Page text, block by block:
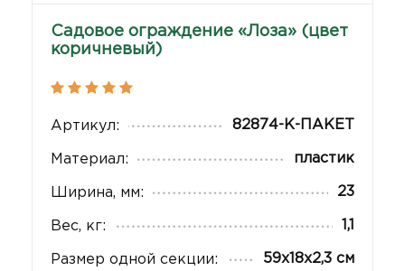
Садовое ограждение «Лоза» (цвет
коричневый)
Артикул: 82874-К-ПАКЕТ
Материал: пластик
Ширина, мм: 23
Вес, кг: 1,1
Размер одной секции: 59х18х2,3 см